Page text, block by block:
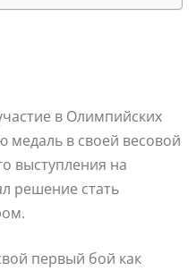
в Олимпийских
медаль в своей весовой
выступления на
решение стать
первый бой как